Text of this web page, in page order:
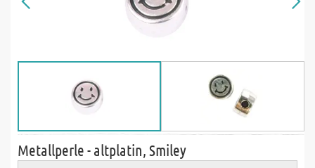
Metallperle - altplatin, Smiley